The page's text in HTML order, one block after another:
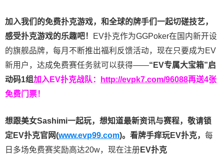
加入我们的免费扑克游戏，和全球的牌手们一起切磋技艺，
感受扑克游戏的乐趣吧！
EV扑克作为GGPoker在国内新开设
的旗舰品牌，每月不断推出福利反馈活动，现在只要成为EV
新用户，达成免费赛任务就可以获得——“EV专属大宝箱”启
动码1组加入EV扑克战队： http://evpk7.com/96088再送4张
免费门票！
想跟美女Sashimi一起玩， 想知道最新资讯与赛程， 敬请锁
定EV扑克官网(www.evp99.com)。 看牌手痒玩EV扑克， 每
日多场免费赛奖励高达20w，现在注册 EV扑克